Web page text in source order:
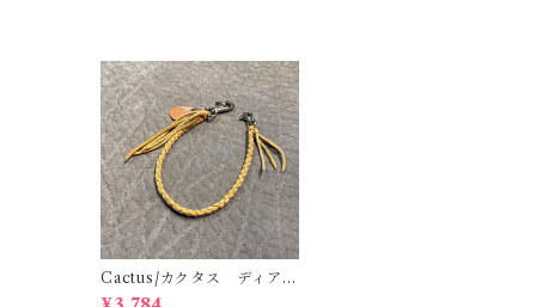
Cactus/カクタス ディアス
キンレース（鹿革）4本編み